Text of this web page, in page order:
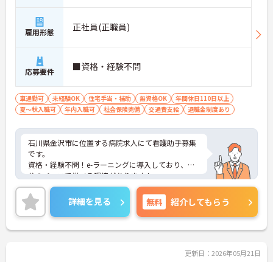
雇用形態 正社員(正職員)
応募要件 ■資格・経験不問
車通勤可 未経験OK 住宅手当・補助 無資格OK
年間休日110日以上
夏～秋入職可
年内入職可 社会保険完備 交通費支給 退職金制度あり
石川県金沢市に位置する病院求人にて看護助手募集
です。
資格・経験不問！e-ラーニングに導入しており、自
分のペースで学べる環境があります！
ご興味ある方には、面接対策ポイントなど、さらに
詳細をお話しいたしますのでお気軽にご相談くださ
い！
詳細を見る 無料 紹介してもらう
更新日：2026年05月21日